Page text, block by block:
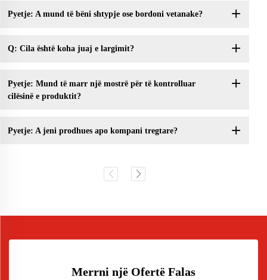
Pyetje: A mund të bëni shtypje ose bordoni vetanake?
Q: Cila është koha juaj e largimit?
Pyetje: Mund të marr një mostrë për të kontrolluar
cilësinë e produktit?
Pyetje: A jeni prodhues apo kompani tregtare?
Merrni një Ofertë Falas